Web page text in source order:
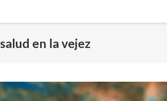
salud en la vejez